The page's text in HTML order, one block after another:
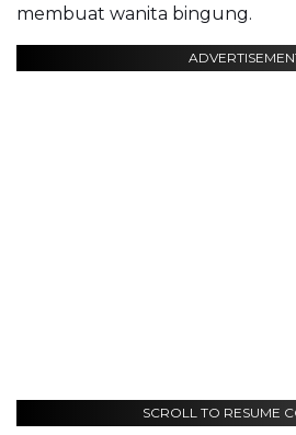
membuat wanita bingung.
SCROLL TO RESUME